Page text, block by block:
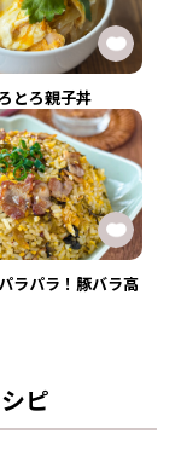
とろ親子丼
ラパラ！豚バラ高
ピ